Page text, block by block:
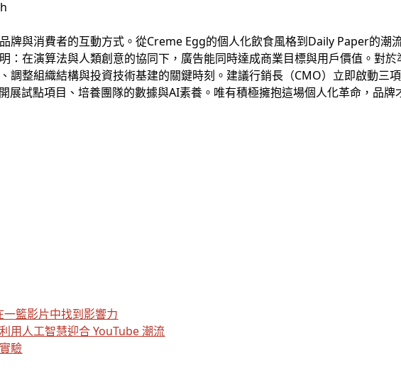
牌與消費者的互動方式。從Creme Egg的個人化飲食風格到Daily Paper的潮
：在演算法與人類創意的協同下，廣告能同時達成商業目標與用戶價值。對於
調整組織結構與投資技術基建的關鍵時刻。建議行銷長（CMO）立即啟動三
展試點項目、培養團隊的數據與AI素養。唯有積極擁抱這場個人化革命，品牌
籃影片中找到影響力
用人工智慧迎合 YouTube 潮流
驗